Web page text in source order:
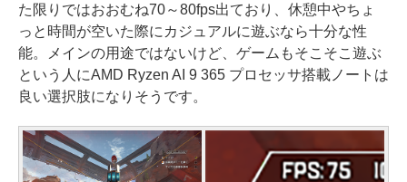
た限りではおおむね70～80fps出ており、休憩中やちょ
っと時間が空いた際にカジュアルに遊ぶなら十分な性
能。メインの用途ではないけど、ゲームもそこそこ遊ぶ
という人にAMD Ryzen AI 9 365 プロセッサ搭載ノートは
良い選択肢になりそうです。